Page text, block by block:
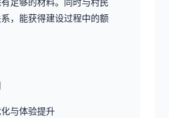
，能获得建设过程中的额
与体验提升